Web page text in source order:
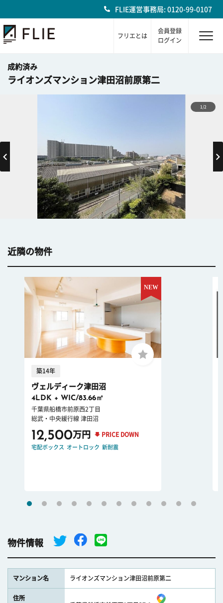
FLIE運営事務局: 0120-99-0107
フリエとは
会員登録
ログイン
成約済み
ライオンズマンション津田沼前原第二
1/2
近隣の物件
築14年
ヴェルディーク津田沼
4LDK + WIC/83.66㎡
千葉県船橋市前原西2丁目
総武・中央緩行線 津田沼
12,500万円 PRICE DOWN
宅配ボックス オートロック 新耐震
物件情報
マンション名 ライオンズマンション津田沼前原第二
住所